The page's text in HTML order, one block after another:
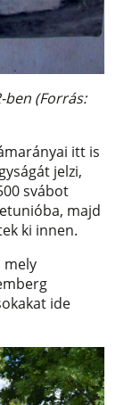
ben (Forrás:
itt is
jelzi,
svábot
majd
ki innen.
mely
ide